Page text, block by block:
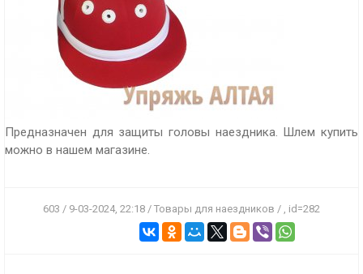
Предназначен для защиты головы наездника. Шлем купить
можно в нашем магазине.
603 / 9-03-2024, 22:18 / Товары для наездников / , id=282
ПОДРОБНЕЕ